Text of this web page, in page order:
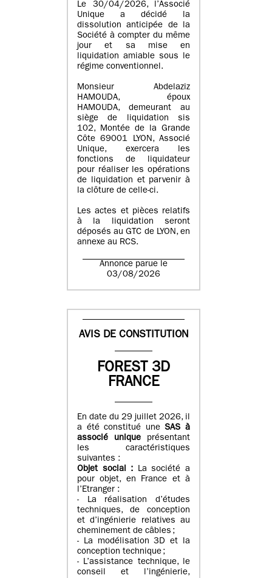
Le 30/04/2026, l’Associé
Unique a décidé la
dissolution anticipée de la
Société à compter du même
jour et sa mise en
liquidation amiable sous le
régime conventionnel.
Monsieur Abdelaziz
HAMOUDA, époux
HAMOUDA, demeurant au
siège de liquidation sis
102, Montée de la Grande
Côte 69001 LYON, Associé
Unique, exercera les
fonctions de liquidateur
pour réaliser les opérations
de liquidation et parvenir à
la clôture de celle-ci.
Les actes et pièces relatifs
à la liquidation seront
déposés au GTC de LYON, en
annexe au RCS.
Annonce parue le
03/08/2026
AVIS DE CONSTITUTION
FOREST 3D
FRANCE
En date du 29 juillet 2026, il
a été constitué uneSAS à
associé unique présentant
les caractéristiques
suivantes :
Objet social : La société a
pour objet, en France et à
l’Etranger :
- La réalisation d’études
techniques, de conception
et d’ingénierie relatives au
cheminement de câbles ;
- La modélisation 3D et la
conception technique ;
- L’assistance technique, le
conseil et l’ingénierie,